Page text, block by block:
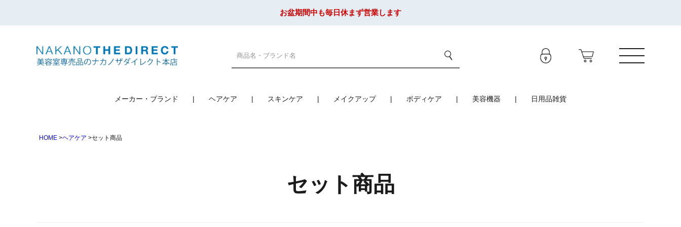
お盆期間中も毎日休まず営業します
メーカー・ブランド ヘアケア スキンケア メイクアップ ボディケア 美容機器 日用品雑貨
HOME ヘアケア セット商品
セット商品